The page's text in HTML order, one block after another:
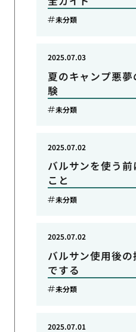
未分類
夏のキャンプ悪
験
2025.07.03
未分類
バルサンを使う
こと
2025.07.02
未分類
バルサン使用後
でする
2025.07.02
未分類
2025.07.01